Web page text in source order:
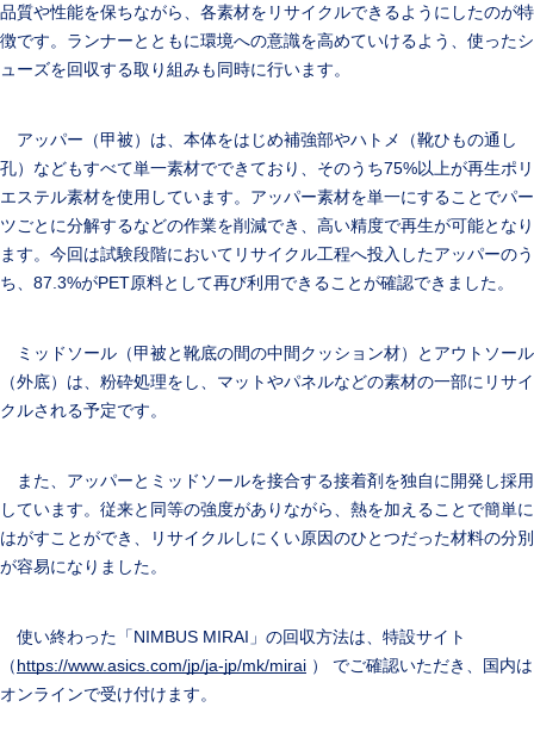
品質や性能を保ちながら、各素材をリサイクルできるようにしたのが特
徴です。ランナーとともに環境への意識を高めていけるよう、使ったシ
ューズを回収する取り組みも同時に行います。
アッパー（甲被）は、本体をはじめ補強部やハトメ（靴ひもの通し
孔）などもすべて単一素材でできており、そのうち75%以上が再生ポリ
エステル素材を使用しています。アッパー素材を単一にすることでパー
ツごとに分解するなどの作業を削減でき、高い精度で再生が可能となり
ます。今回は試験段階においてリサイクル工程へ投入したアッパーのう
ち、87.3%がPET原料として再び利用できることが確認できました。
ミッドソール（甲被と靴底の間の中間クッション材）とアウトソール
（外底）は、粉砕処理をし、マットやパネルなどの素材の一部にリサイ
クルされる予定です。
また、アッパーとミッドソールを接合する接着剤を独自に開発し採用
しています。従来と同等の強度がありながら、熱を加えることで簡単に
はがすことができ、リサイクルしにくい原因のひとつだった材料の分別
が容易になりました。
使い終わった「NIMBUS MIRAI」の回収方法は、特設サイト
（https://www.asics.com/jp/ja-jp/mk/mirai ） でご確認いただき、国内は
オンラインで受け付けます。